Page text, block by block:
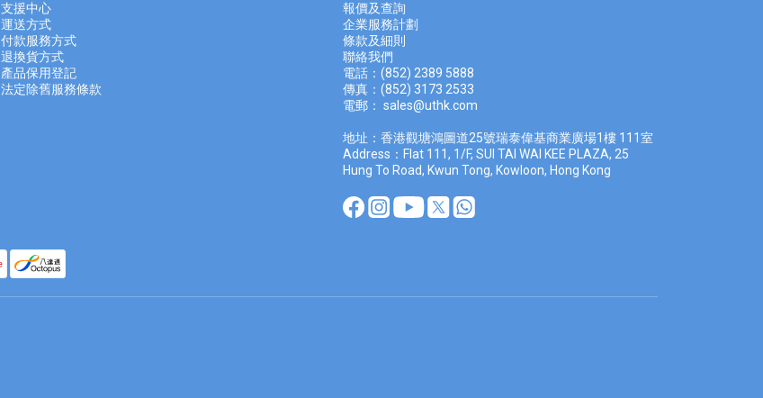
支援中心
運送方式
付款服務方式
退換貨方式
產品保用登記
法定除舊服務條款
報價及查詢
企業服務計劃
條款及細則
聯絡我們
電話：(852) 2389 5888
傳真：(852) 3173 2533
電郵： sales@uthk.com
地址：香港觀塘鴻圖道25號瑞泰偉基商業廣場1樓 111室
Address：Flat 111, 1/F, SUI TAI WAI KEE PLAZA, 25
Hung To Road, Kwun Tong, Kowloon, Hong Kong